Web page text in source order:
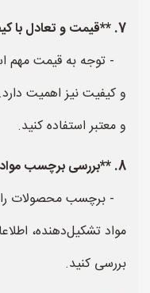
7. **قیمت و تعادل با کیفیت:**
- توجه به قیمت مهم
و کیفیت نیز اهمیت
و معتبر استفاده کنید.
8. **بررسی برچسب مواد غذایی:**
- برچسب محصولات را
مواد تشکیل‌دهنده،
بررسی کنید.